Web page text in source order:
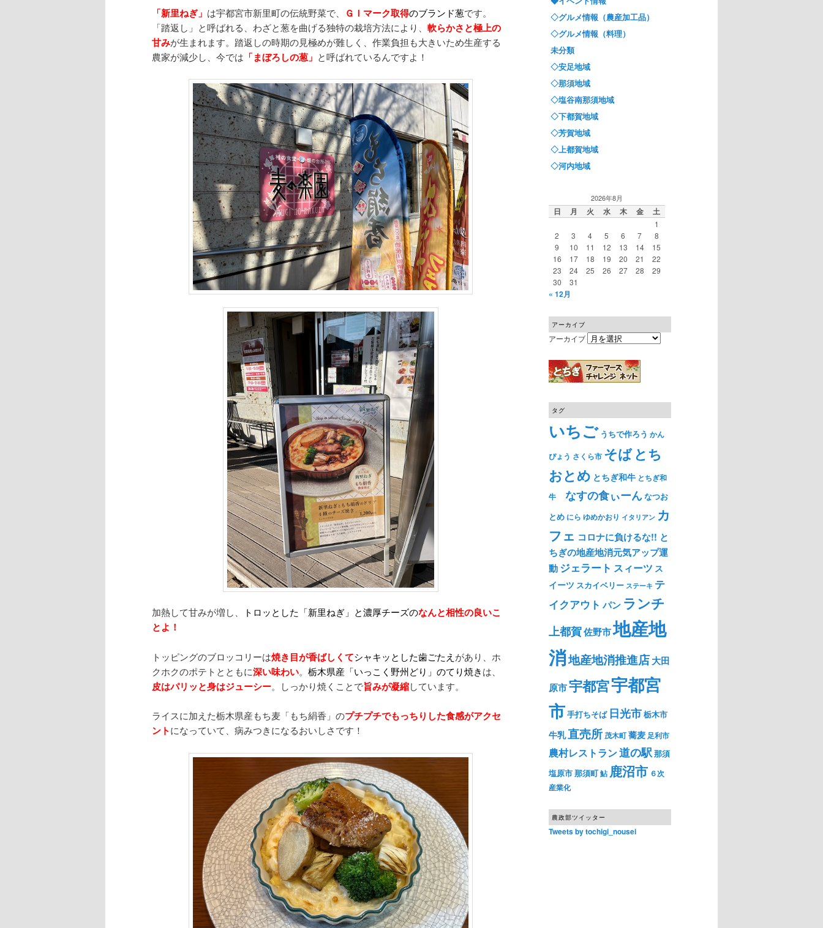
「新里ねぎ」 は宇都宮市新里町の伝統野菜で、 ＧＩマーク取得のブランド葱です。
「踏返し」と呼ばれる、わざと葱を曲げる独特の栽培方法により、 軟らかさと極上の
甘みが生まれます。踏返しの時期の見極めが難しく、作業負担も大きいため生産する
農家が減少し、今では 「まぼろしの葱」 と呼ばれているんですよ！
加熱して甘みが増し、 トロッとした「新里ねぎ」と濃厚チーズのなんと相性の良いこ
とよ！
トッピングのブロッコリーは焼き目が香ばしくてシャキッとした歯ごたえ があり、ホ
クホクのポテトとともに深い味わい。 栃木県産「いっこく野州どり」のてり焼きは、
皮はパリッと身はジューシー。しっかり焼くことで旨みが凝縮しています。
ライスに加えた栃木県産もち麦「もち絹香」のプチプチでもっちりした食感がアクセ
ントになっていて、病みつきになるおいしさです！
◇グルメ情報（農産加工品）
◇グルメ情報（料理）
未分類
◇安足地域
◇那須地域
◇塩谷南那須地域
◇下都賀地域
◇芳賀地域
◇上都賀地域
◇河内地域
2026年8月
日 月 火 水 木 金 土
1
2
3 4 5 6 7
8
9
10 11 12 13 14
15
16
17 18 19 20 21
22
23
24 25 26 27 28
29
30
31
« 12月
アーカイブ
アーカイブ
タグ
いちご うちで作ろう かん
ぴょう さくら市 そばとち
おとめ とちぎ和牛 とちぎ和
牛
なすの食ぃーんなつお
とめ にら ゆめかおり イタリアン カ
フェ コロナに負けるな!! と
ちぎの地産地消元気アップ運
動ジェラート スィーツ ス
イーツ スカイベリー ステーキ テ
イクアウト パン ランチ
上都賀佐野市地産地
消地産地消推進店大田
原市宇都宮宇都宮
市手打ちそば 日光市栃木市
牛乳直売所 茂木町蕎麦 足利市
農村レストラン道の駅那須
塩原市那須町鮎 鹿沼市 ６次
産業化
農政部ツイッター
Tweets by tochigi_nousei